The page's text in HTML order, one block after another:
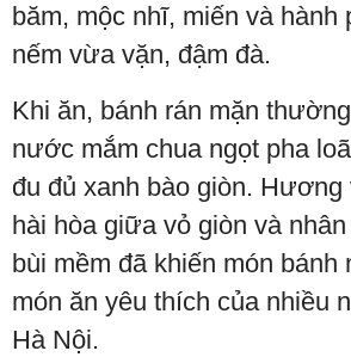
băm, mộc nhĩ, miến và hành
nếm vừa vặn, đậm đà.
Khi ăn, bánh rán mặn
nước mắm chua ngọt pha
đu đủ xanh bào giòn. Hương
hài hòa giữa vỏ giòn và
bùi mềm đã khiến món bánh
món ăn yêu thích của nhiều
Hà Nội.